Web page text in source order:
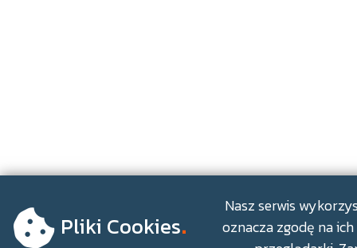
Pliki Cookies.
Nasz serwis
oznacza zgodę na